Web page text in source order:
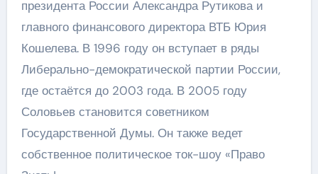
президента России Александра Рутикова и
главного финансового директора ВТБ Юрия
Кошелева. В 1996 году он вступает в ряды
Либерально-демократической партии России,
где остаётся до 2003 года. В 2005 году
Соловьев становится советником
Государственной Думы. Он также ведет
собственное политическое ток-шоу «Право